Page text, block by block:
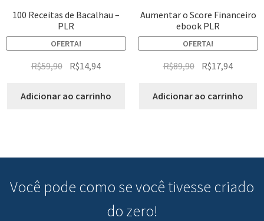
100 Receitas de Bacalhau –
PLR
OFERTA!
R$59,90 R$14,94
Adicionar ao carrinho
Aumentar o Score Financeiro
ebook PLR
OFERTA!
R$89,90 R$17,94
Adicionar ao carrinho
Você pode como se você tivesse criado
do zero!